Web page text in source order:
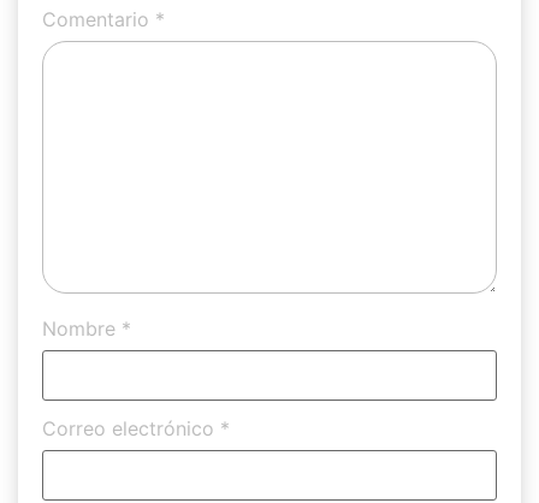
Comentario *
Nombre *
Correo electrónico *